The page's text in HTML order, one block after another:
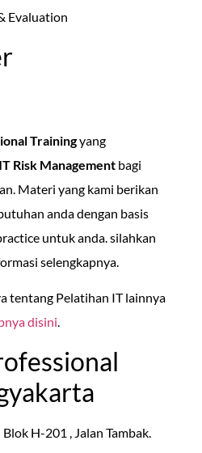
Evaluation
Trainingyang
Risk Management bagi
Materi yang kami berikan
anda dengan basis
untuk anda. silahkan
selengkapnya.
tentang Pelatihan IT lainnya
disini.
H-201 , Jalan Tambak.